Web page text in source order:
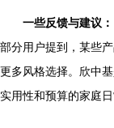
一些反馈与建议：
部分用户提到，某些
更多风格选择。欣中
实用性和预算的家庭日